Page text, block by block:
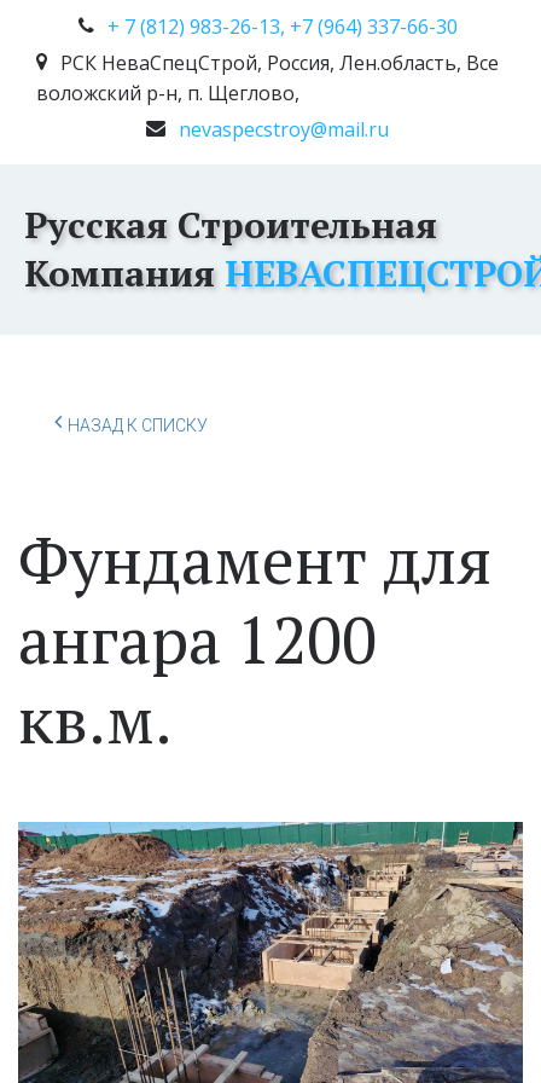
+ 7 (812) 983-26-13, +7 (964) 337-66-30
РСК НеваСпецСтрой, Россия, Лен.область, Все
воложский р-н, п. Щеглово,
nevaspecstroy@mail.ru
Русская Строительная
Компания
НАЗАД К СПИСКУ
Фундамент для
ангара 1200
кв.м.